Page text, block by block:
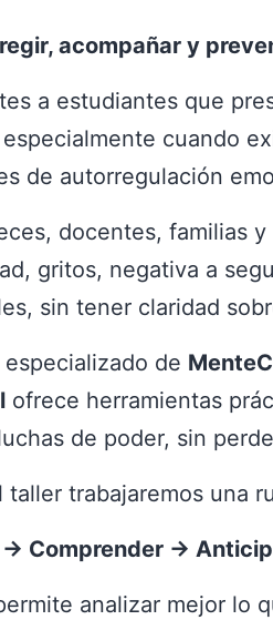
acompañar y
a estudiantes que
cuando
de autorregulación
docentes, familias
gritos, negativa a
sin tener claridad
de
ofrece herramientas
de poder, sin
taller trabajaremos una
→ Comprender →
analizar mejor lo